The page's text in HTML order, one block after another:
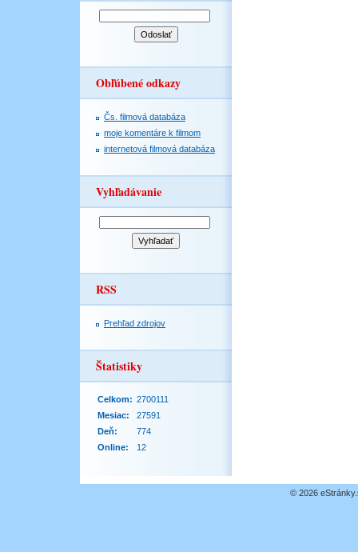
Obľúbené odkazy
Čs. filmová databáza
moje komentáre k filmom
internetová filmová databáza
Vyhľadávanie
RSS
Prehľad zdrojov
Štatistiky
Online: 12
Celkom: 2700111
Mesiac:
27591
Deň:
774
© 2026